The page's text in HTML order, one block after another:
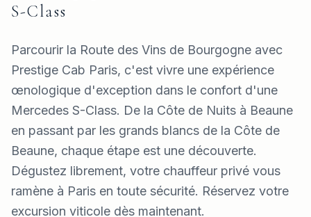
S-Class
Parcourir la Route des Vins de Bourgogne avec
Prestige Cab Paris, c'est vivre une expérience
œnologique d'exception dans le confort d'une
Mercedes S-Class. De la Côte de Nuits à Beaune
en passant par les grands blancs de la Côte de
Beaune, chaque étape est une découverte.
Dégustez librement, votre chauffeur privé vous
ramène à Paris en toute sécurité. Réservez votre
excursion viticole dès maintenant.